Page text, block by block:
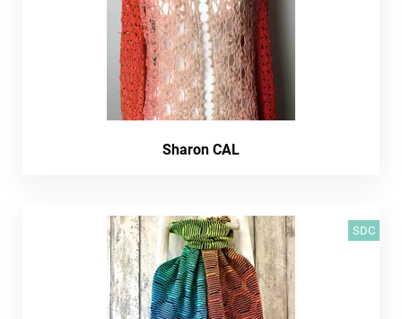
Sharon CAL
SDC